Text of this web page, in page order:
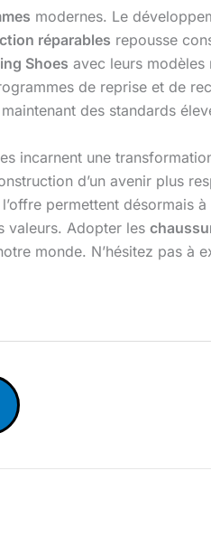
modernes. Le
réparables repousse
Shoes avec leurs modèles
de reprise et de
des standards
incarnent une
d’un avenir plus
permettent désormais
valeurs. Adopter les
monde. N’hésitez pas à